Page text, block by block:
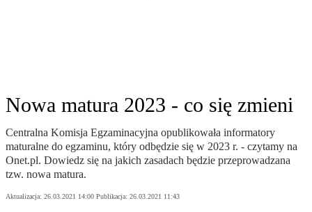
Nowa matura 2023 - co się zmieni
Centralna Komisja Egzaminacyjna opublikowała informatory
maturalne do egzaminu, który odbędzie się w 2023 r. - czytamy na
Onet.pl. Dowiedz się na jakich zasadach będzie przeprowadzana
tzw. nowa matura.
Aktualizacja: 26.03.2021 14:00 Publikacja: 26.03.2021 11:43